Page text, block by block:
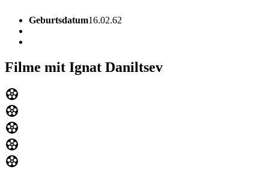
Geburtsdatum16.02.62
Filme mit Ignat Daniltsev